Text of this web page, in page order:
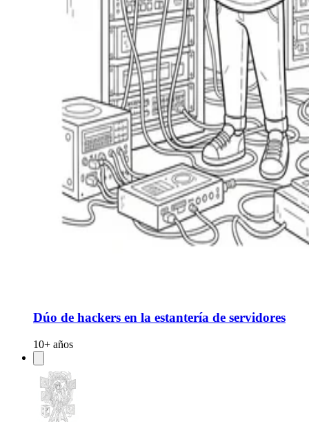
Dúo de hackers en la estantería de servidores
10+ años